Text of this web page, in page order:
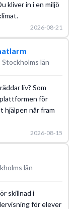
kliver in i en miljö
2026-08-21
län
liv? Som
för
hjälpen når fram
2026-08-15
län
skillnad i
för elever